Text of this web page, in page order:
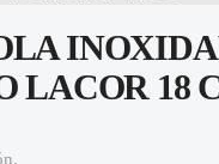
LACOR 18